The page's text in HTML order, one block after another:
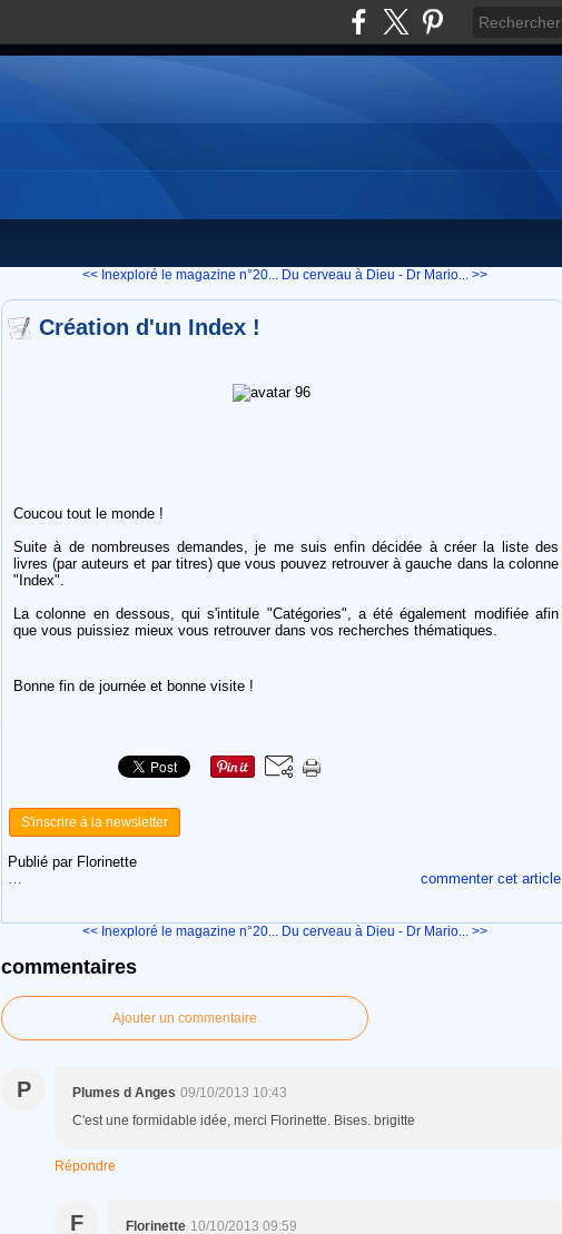
<< Inexploré le magazine n°20... Du cerveau à Dieu - Dr Mario... >>
Création d'un Index !
Coucou tout le monde !
Suite à de nombreuses demandes, je me suis enfin décidée à créer la liste des
livres (par auteurs et par titres) que vous pouvez retrouver à gauche dans la colonne
"Index".
La colonne en dessous, qui s'intitule "Catégories", a été également modifiée afin
que vous puissiez mieux vous retrouver dans vos recherches thématiques.
Bonne fin de journée et bonne visite !
S'inscrire à la newsletter
Publié par Florinette
commenter cet article
…
<< Inexploré le magazine n°20... Du cerveau à Dieu - Dr Mario... >>
commentaires
Ajouter un commentaire
P Plumes d Anges 09/10/2013 10:43
C'est une formidable idée, merci Florinette. Bises. brigitte
Répondre
F Florinette 10/10/2013 09:59